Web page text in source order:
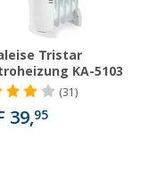
Tristar
KA-5103
(31)
39,95